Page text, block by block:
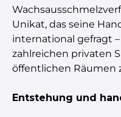
Unikat, das seine
international gefragt
zahlreichen privaten
öffentlichen Räumen
Entstehung und